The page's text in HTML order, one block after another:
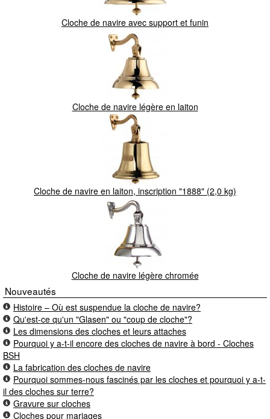
Cloche de navire avec support et funin
Cloche de navire légère en laiton
Cloche de navire en laiton, inscription "1888" (2,0 kg)
Cloche de navire légère chromée
Nouveautés
Histoire – Où est suspendue la cloche de navire?
Qu'est-ce qu'un "Glasen" ou "coup de cloche"?
Les dimensions des cloches et leurs attaches
Pourquoi y a-t-il encore des cloches de navire à bord - Cloches
BSH
La fabrication des cloches de navire
Pourquoi sommes-nous fascinés par les cloches et pourquoi y a-t-
il des cloches sur terre?
Gravure sur cloches
Cloches pour mariages